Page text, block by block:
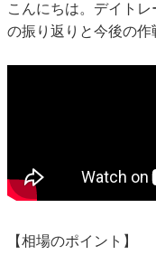
こんにちは。デイト
の振り返りと今後の作
【相場のポイント】